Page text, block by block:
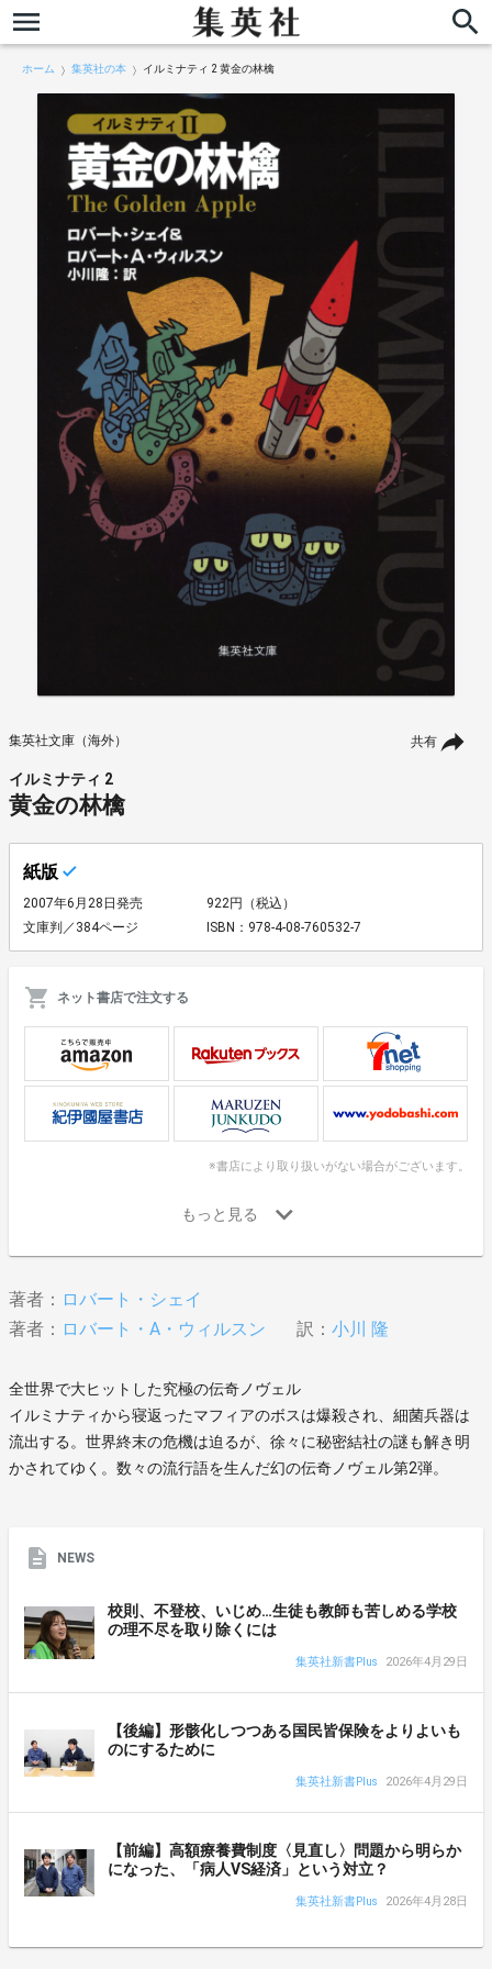
ホーム 集英社の本 イルミナティ 2 黄金の林檎
共有
集英社文庫（海外）
イルミナティ 2
黄金の林檎
紙版
2007年6月28日発売
922円（税込）
文庫判／384ページ
ISBN：978-4-08-760532-7
ネット書店で注文する
※書店により取り扱いがない場合がございます。
著者： ロバート・シェイ
著者： ロバート・A・ウィルスン 訳： 小川 隆
全世界で大ヒットした究極の伝奇ノヴェル
イルミナティから寝返ったマフィアのボスは爆殺され、細菌兵器は
流出する。世界終末の危機は迫るが、徐々に秘密結社の謎も解き明
かされてゆく。数々の流行語を生んだ幻の伝奇ノヴェル第2弾。
NEWS
校則、不登校、いじめ…生徒も教師も苦しめる学校
の理不尽を取り除くには
集英社新書Plus 2026年4月29日
【後編】形骸化しつつある国民皆保険をよりよいも
のにするために
集英社新書Plus 2026年4月29日
【前編】高額療養費制度〈見直し〉問題から明らか
になった、「病人VS経済」という対立？
集英社新書Plus 2026年4月28日